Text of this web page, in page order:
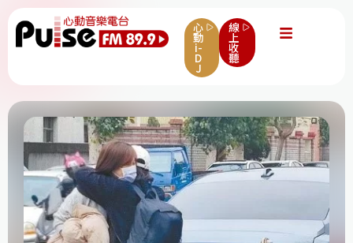
心
動
i-
D
J
線
上
收
聽